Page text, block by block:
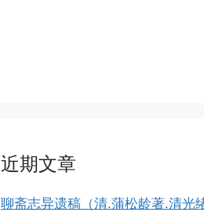
近期文章
聊斋志异遗稿（清.蒲松龄著.清光